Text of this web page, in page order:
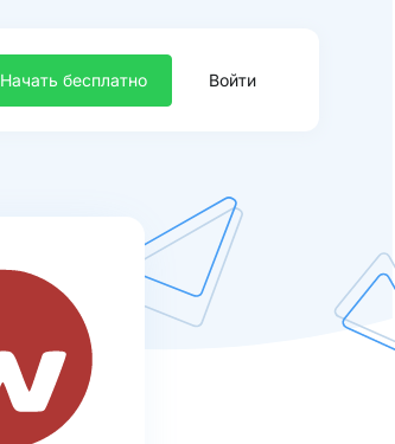
Начать бесплатно Войти